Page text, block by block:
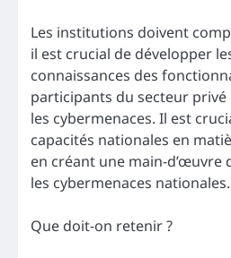
Les institutions doivent
il est crucial de développer
connaissances des
participants du secteur
les cybermenaces. Il est
capacités nationales en
en créant une main-
les cybermenaces nationales.
Que doit-on retenir ?